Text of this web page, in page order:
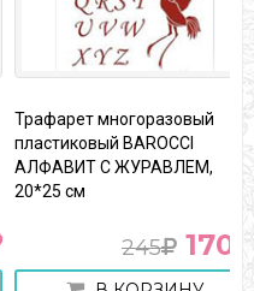
Трафарет многоразовый
пластиковый BAROCCI
АЛФАВИТ С ЖУРАВЛЕМ,
20*25 см
245 170